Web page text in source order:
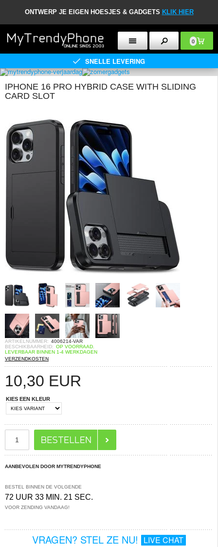
ONTWERP JE EIGEN HOESJES & GADGETS KLIK HIER
0
SNELLE LEVERING
IPHONE 16 PRO HYBRID CASE WITH SLIDING
CARD SLOT
ARTIKELNUMMER: 4006214-VAR
BESCHIKBAARHEID: OP VOORRAAD.
LEVERBAAR BINNEN 1-4 WERKDAGEN
VERZENDKOSTEN
10,30 EUR
KIES EEN KLEUR
AANBEVOLEN DOOR MYTRENDYPHONE
BESTEL BINNEN DE VOLGENDE
72 UUR 33 MIN. 21 SEC.
VOOR ZENDING VANDAAG!
VRAGEN? STEL ZE NU! LIVE CHAT